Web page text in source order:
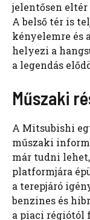
jelentősen eltér
A belső tér is
kényelemre és
helyezi a
a legendás
Műszaki
A Mitsubishi
műszaki
már tudni
platformjára
a terepjáró
benzines és
a piaci régiótól